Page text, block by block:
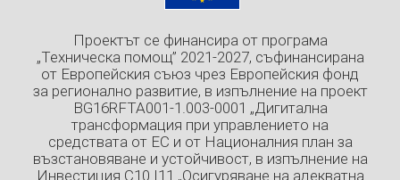
Проектът се финансира от програма
„Техническа помощ” 2021-2027, съфинансирана
от Европейския съюз чрез Европейския фонд
за регионално развитие, в изпълнение на проект
BG16RFTA001-1.003-0001 „Дигитална
трансформация при управлението на
средствата от ЕС и от Националния план за
възстановяване и устойчивост, в изпълнение на
Инвестиция C10.I11 „Осигуряване на адекватна